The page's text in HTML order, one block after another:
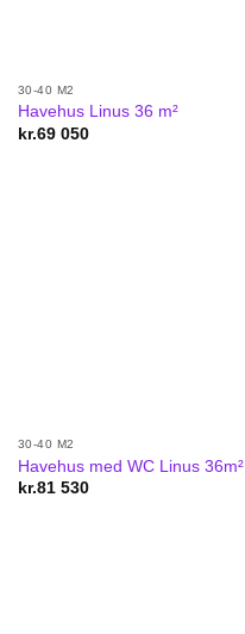
30-40 M2
Havehus Linus 36 m²
kr.69 050
30-40 M2
Havehus med WC Linus 36m²
kr.81 530